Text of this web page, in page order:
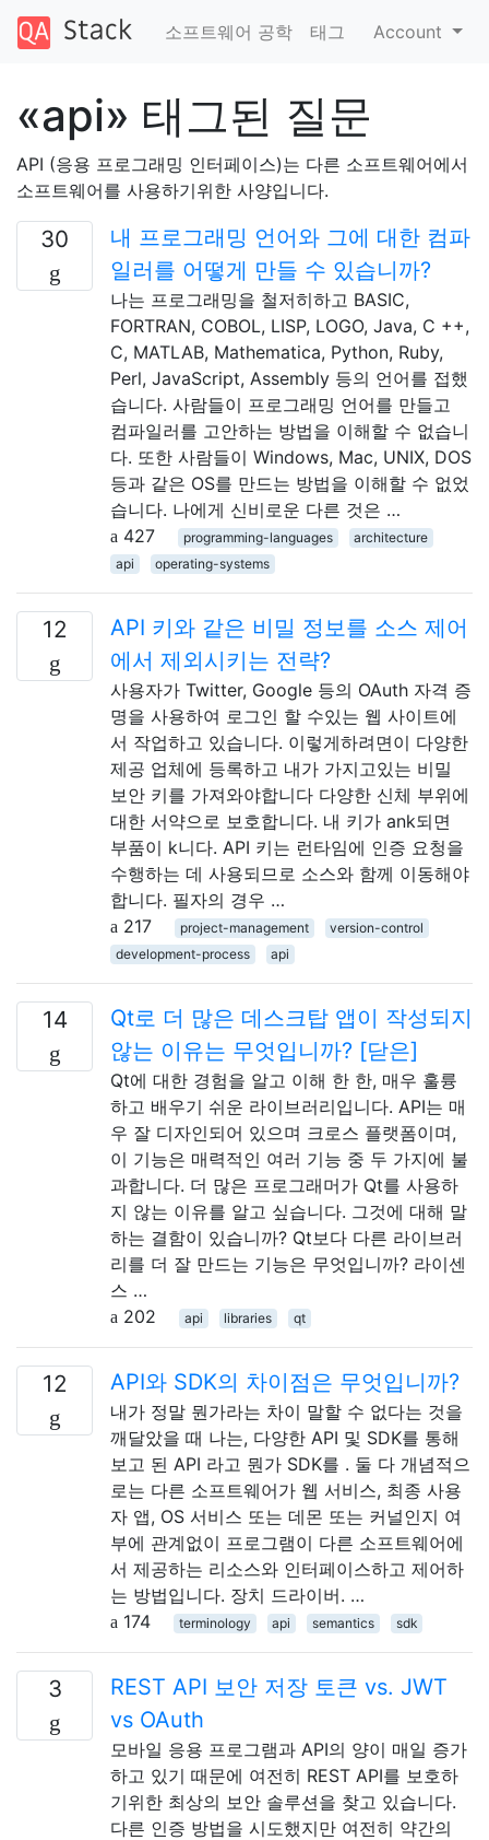
소프트웨어 공학 태그 Account
«api» 태그된 질문
API (응용 프로그래밍 인터페이스)는 다른 소프트웨어에서
소프트웨어를 사용하기위한 사양입니다.
30
내 프로그래밍 언어와 그에 대한 컴파
일러를 어떻게 만들 수 있습니까?
나는 프로그래밍을 철저히하고 BASIC,
FORTRAN, COBOL, LISP, LOGO, Java, C ++,
C, MATLAB, Mathematica, Python, Ruby,
Perl, JavaScript, Assembly 등의 언어를 접했
습니다. 사람들이 프로그래밍 언어를 만들고
컴파일러를 고안하는 방법을 이해할 수 없습니
다. 또한 사람들이 Windows, Mac, UNIX, DOS
등과 같은 OS를 만드는 방법을 이해할 수 없었
습니다. 나에게 신비로운 다른 것은 …
427
programming-languages
architecture
api
operating-systems
12
API 키와 같은 비밀 정보를 소스 제어
에서 제외시키는 전략?
사용자가 Twitter, Google 등의 OAuth 자격 증
명을 사용하여 로그인 할 수있는 웹 사이트에
서 작업하고 있습니다. 이렇게하려면이 다양한
제공 업체에 등록하고 내가 가지고있는 비밀
보안 키를 가져와야합니다 다양한 신체 부위에
대한 서약으로 보호합니다. 내 키가 ank되면
부품이 k니다. API 키는 런타임에 인증 요청을
수행하는 데 사용되므로 소스와 함께 이동해야
합니다. 필자의 경우 …
217
project-management
version-control
development-process
api
14
Qt로 더 많은 데스크탑 앱이 작성되지
않는 이유는 무엇입니까? [닫은]
Qt에 대한 경험을 알고 이해 한 한, 매우 훌륭
하고 배우기 쉬운 라이브러리입니다. API는 매
우 잘 디자인되어 있으며 크로스 플랫폼이며,
이 기능은 매력적인 여러 기능 중 두 가지에 불
과합니다. 더 많은 프로그래머가 Qt를 사용하
지 않는 이유를 알고 싶습니다. 그것에 대해 말
하는 결함이 있습니까? Qt보다 다른 라이브러
리를 더 잘 만드는 기능은 무엇입니까? 라이센
스 …
202
api libraries qt
12 API와 SDK의 차이점은 무엇입니까?
내가 정말 뭔가라는 차이 말할 수 없다는 것을
깨달았을 때 나는, 다양한 API 및 SDK를 통해
보고 된 API 라고 뭔가 SDK를 . 둘 다 개념적으
로는 다른 소프트웨어가 웹 서비스, 최종 사용
자 앱, OS 서비스 또는 데몬 또는 커널인지 여
부에 관계없이 프로그램이 다른 소프트웨어에
서 제공하는 리소스와 인터페이스하고 제어하
는 ​​방법입니다. 장치 드라이버. …
174
terminology api semantics sdk
3
REST API 보안 저장 토큰 vs. JWT
vs OAuth
모바일 응용 프로그램과 API의 양이 매일 증가
하고 있기 때문에 여전히 REST API를 보호하
기위한 최상의 보안 솔루션을 찾고 있습니다.
다른 인증 방법을 시도했지만 여전히 약간의